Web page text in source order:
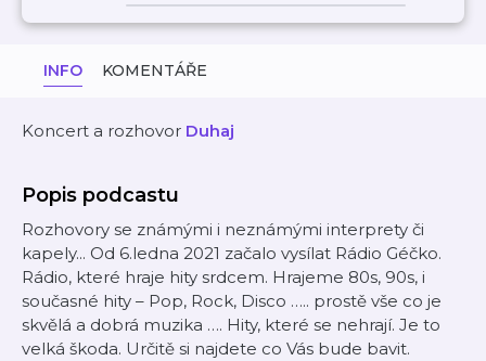
INFO KOMENTÁŘE
Koncert a rozhovor Duhaj
Popis podcastu
Rozhovory se známými i neznámými interprety či
kapely... Od 6.ledna 2021 začalo vysílat Rádio Géčko.
Rádio, které hraje hity srdcem. Hrajeme 80s, 90s, i
současné hity – Pop, Rock, Disco ….. prostě vše co je
skvělá a dobrá muzika …. Hity, které se nehrají. Je to
velká škoda. Určitě si najdete co Vás bude bavit.